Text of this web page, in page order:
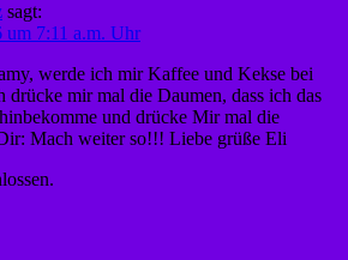
sagt:
um 7:11 a.m. Uhr
werde ich mir Kaffee und Kekse bei
mir mal die Daumen, dass ich das
und drücke Mir mal die
Mach weiter so!!! Liebe grüße Eli